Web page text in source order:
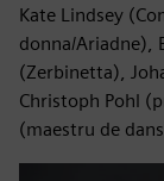
Kate Lindsey
donna/Ariadne),
(Zerbinetta),
Christoph Pohl
(maestru de